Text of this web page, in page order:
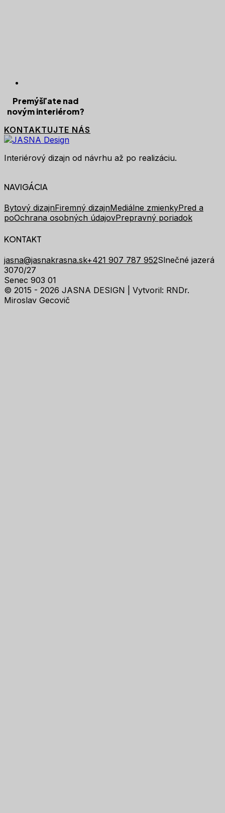
Premýšľate nad
novým interiérom?
KONTAKTUJTE NÁS
Interiérový dizajn od návrhu až po realizáciu.
NAVIGÁCIA
Bytový dizajnFiremný dizajnMediálne zmienkyPred a
poOchrana osobných údajovPrepravný poriadok
KONTAKT
jasna@jasnakrasna.sk+421 907 787 952Slnečné jazerá
3070/27
Senec 903 01
© 2015 - 2026 JASNA DESIGN | Vytvoril: RNDr.
Miroslav Gecovič